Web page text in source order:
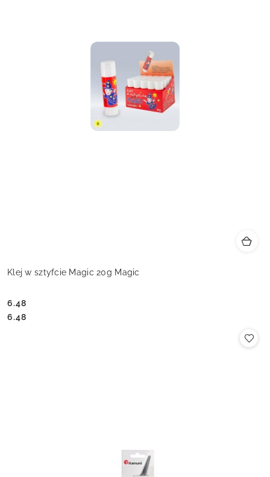
Klej w sztyfcie Magic 20g Magic
Cena:
6.48
Cena:
6.48